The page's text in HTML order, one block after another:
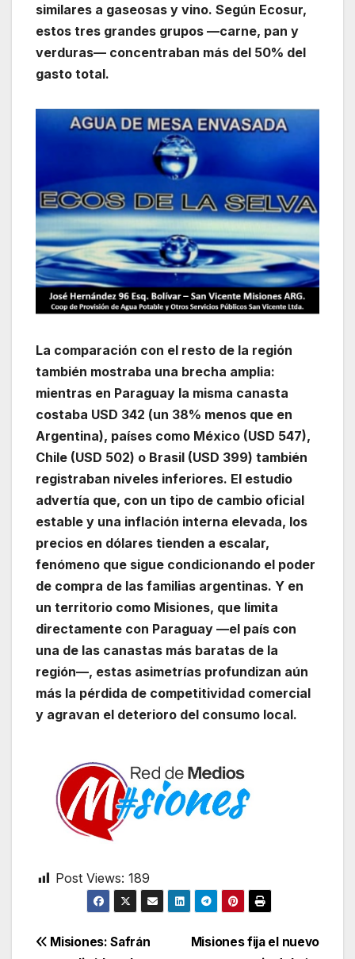
similares a gaseosas y vino. Según Ecosur,
estos tres grandes grupos —carne, pan y
verduras— concentraban más del 50% del
gasto total.
La comparación con el resto de la región
también mostraba una brecha amplia:
mientras en Paraguay la misma canasta
costaba USD 342 (un 38% menos que en
Argentina), países como México (USD 547),
Chile (USD 502) o Brasil (USD 399) también
registraban niveles inferiores. El estudio
advertía que, con un tipo de cambio oficial
estable y una inflación interna elevada, los
precios en dólares tienden a escalar,
fenómeno que sigue condicionando el poder
de compra de las familias argentinas. Y en
un territorio como Misiones, que limita
directamente con Paraguay —el país con
una de las canastas más baratas de la
región—, estas asimetrías profundizan aún
más la pérdida de competitividad comercial
y agravan el deterioro del consumo local.
Post Views: 189
Navegación
Misiones fija el nuevo
Misiones: Safrán